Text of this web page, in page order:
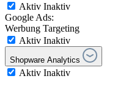
Aktiv Inaktiv
Google Ads:
Werbung Targeting
Aktiv Inaktiv
Shopware Analytics
Aktiv Inaktiv